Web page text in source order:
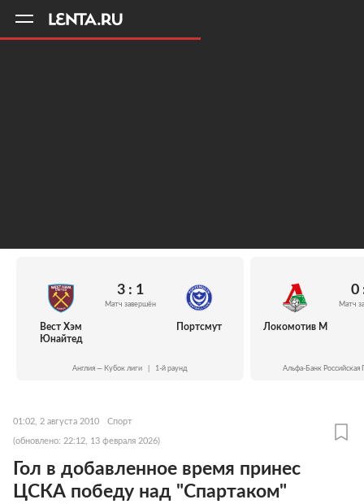
Вест Хэм
Юнайтед
3 : 1
Матч завершён
Портсмут
Англия — Кубок лиги 1-й раунд
Локомотив М
0
Матч
Альфа-Банк Российская
01:02, 2 августа 2010 Спорт
(обновлено: 22:12, 13 февраля 2026)
Гол в добавленное время принес
ЦСКА победу над "Спартаком"